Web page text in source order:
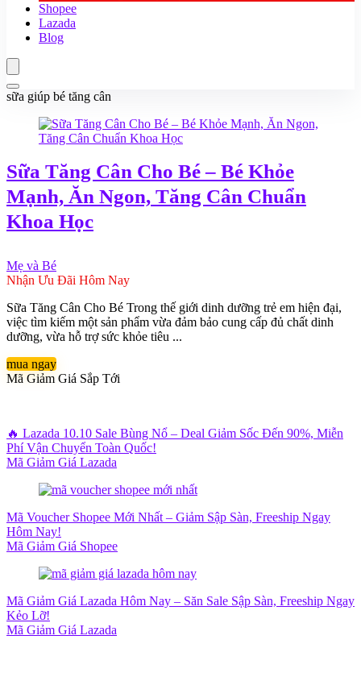
Shopee
Lazada
Blog
sữa giúp bé tăng cân
Sữa Tăng Cân Cho Bé – Bé Khỏe
Mạnh, Ăn Ngon, Tăng Cân Chuẩn
Khoa Học
Mẹ và Bé
Nhận Ưu Đãi Hôm Nay
Sữa Tăng Cân Cho Bé Trong thế giới dinh dưỡng trẻ em hiện đại,
việc tìm kiếm một sản phẩm vừa đảm bảo cung cấp đủ chất dinh
dưỡng, vừa hỗ trợ sức khỏe tiêu ...
mua ngay
Mã Giảm Giá Sắp Tới
🔥 Lazada 10.10 Sale Bùng Nổ – Deal Giảm Sốc Đến 90%, Miễn
Phí Vận Chuyển Toàn Quốc!
Mã Giảm Giá Lazada
Mã Voucher Shopee Mới Nhất – Giảm Sập Sàn, Freeship Ngay
Hôm Nay!
Mã Giảm Giá Shopee
Mã Giảm Giá Lazada Hôm Nay – Săn Sale Sập Sàn, Freeship Ngay
Kẻo Lỡ!
Mã Giảm Giá Lazada